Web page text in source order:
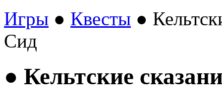
Игры ● Квесты ●
Сид
● Кельтские